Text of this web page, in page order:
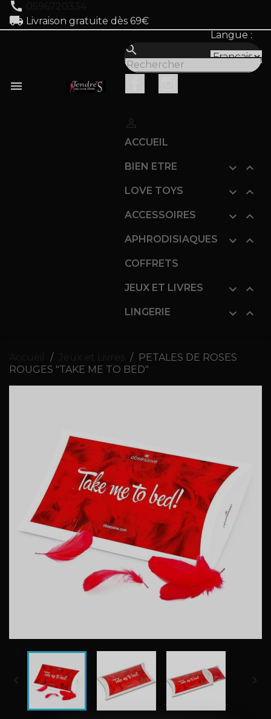
call
local_shipping Livraison gratuite dès 69€
Langue :

search
ACCUEIL
 
BIEN ETRE
 
LOVE TOYS
 
ACCESSOIRES
 
APHRODISIAQUES
COFFRETS
 
JEUX ET LIVRES
 
LINGERIE
PETALES DE ROSES
ROUGES "TAKE ME TO BED"